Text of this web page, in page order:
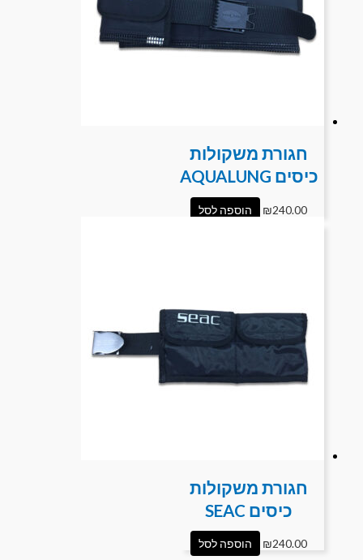
חגורת משקולות
כיסים AQUALUNG
₪240.00 הוספה לסל
חגורת משקולות
כיסים SEAC
₪240.00
הוספה לסל